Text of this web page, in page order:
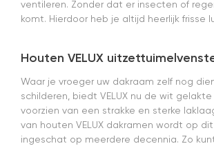
ventileren. Zonder dat er insecten of
komt. Hierdoor heb je altijd heerlijk frisse
Houten VELUX
Waar je vroeger uw dakraam zelf nog
schilderen, biedt VELUX nu de wit
voorzien van een strakke en sterke
van houten VELUX dakramen wordt op
ingeschat op meerdere decennia. Zo